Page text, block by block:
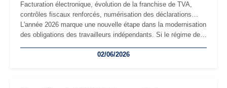
Facturation électronique, évolution de la franchise de TVA,
contrôles fiscaux renforcés, numérisation des déclarations…
L'année 2026 marque une nouvelle étape dans la modernisation
des obligations des travailleurs indépendants. Si le régime de
les auto-entrepreneurs devront s'adapter à un environnement
02/06/2026